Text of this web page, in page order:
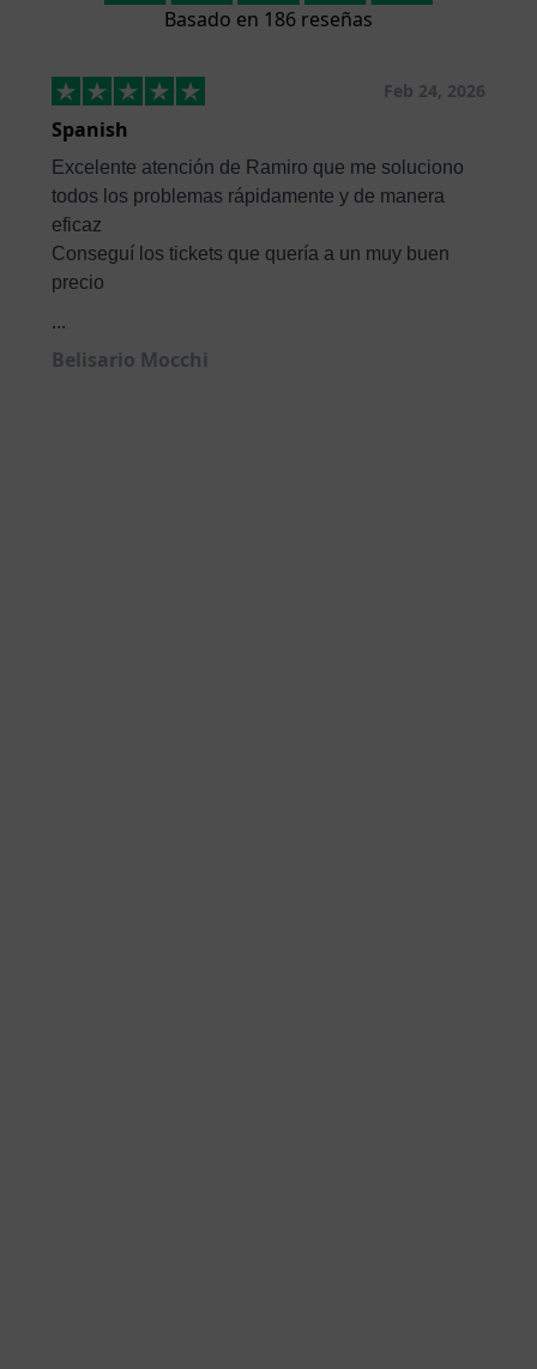
Basado en 186 reseñas
Feb 24, 2026
Spanish
Excelente atención de Ramiro que me soluciono
todos los problemas rápidamente y de manera
eficaz
Conseguí los tickets que quería a un muy buen
precio
...
Belisario Mocchi